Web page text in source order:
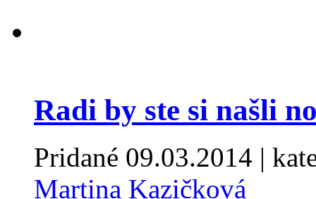
Radi by ste si našli
Pridané 09.03.2014 |
Martina Kazičková